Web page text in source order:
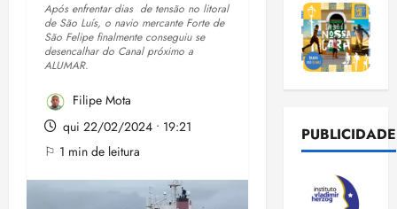
Após enfrentar dias de tensão no litoral
de São Luís, o navio mercante Forte de
São Felipe finalmente conseguiu se
desencalhar do Canal próximo a
ALUMAR.
Filipe Mota
qui 22/02/2024 • 19:21
⚐ 1 min de leitura
PUBLICIDADE